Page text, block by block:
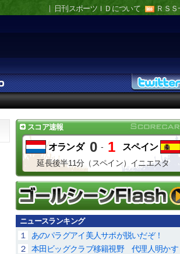
日刊スポーツＩＤについて ＲＳＳ
スコア速報
オランダ 0 - 1 スペイン
延長後半11分（スペイン）イニエスタ
ニュースランキング
１
あのパラグアイ美人サポが脱いだぞ！
２
本田ビッグクラブ移籍視野 代理人明かす